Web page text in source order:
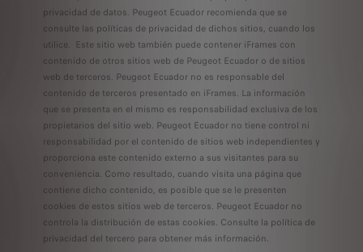
privacidad de datos. Peugeot Ecuador recomienda que se
consulte las políticas de privacidad de dichos sitios, cuando los
utilice. Este sitio web también puede contener iFrames con
contenido de otros sitios web de Peugeot Ecuador o de sitios
web de terceros. Peugeot Ecuador no es responsable del
contenido de terceros presentado en iFrames. La información
que se presenta en el mismo es responsabilidad exclusiva de los
propietarios del sitio web. Peugeot Ecuador no tiene control ni
responsabilidad por el contenido de sitios web independientes y
proporciona este contenido externo a sus visitantes para su
conveniencia. Como resultado, cuando visita una página que
contiene dicho contenido, es posible que se le presenten
cookies de estos sitios web de terceros. Peugeot Ecuador no
controla la distribución de estas cookies. Consulte la política de
privacidad del tercero para obtener más información.